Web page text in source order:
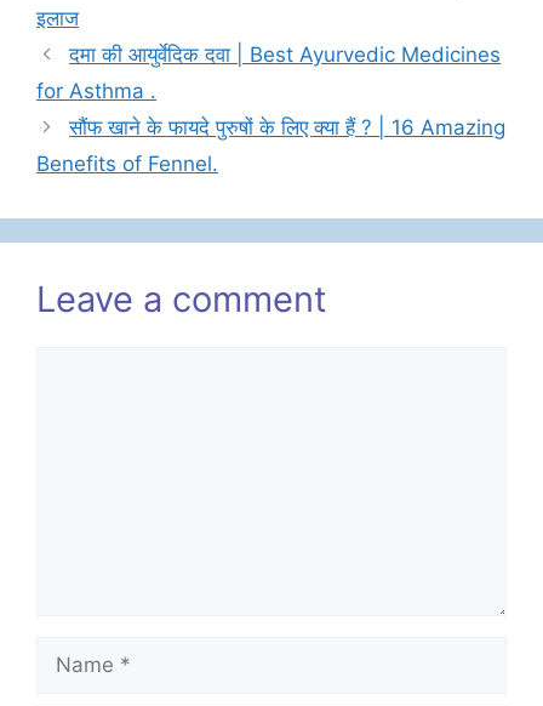
इलाज
दमा की आयुर्वेदिक दवा | Best Ayurvedic Medicines
for Asthma .
सौंफ खाने के फायदे पुरुषों के लिए क्या हैं ? | 16 Amazing
Benefits of Fennel.
Leave a comment
Name